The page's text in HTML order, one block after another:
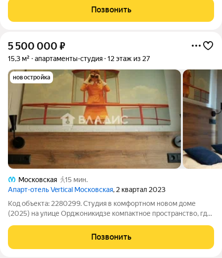
транспортная доступность - в пешей доступности остановки
общественного транспорта и метро. На
Позвонить
5 500 000 ₽
15,3 м² апартаменты-студия 12 этаж из 27
новостройка
Московская
15 мин.
Апарт-отель Vertical Московская, 2 квартал 2023
Код объекта: 2280299. Студия в комфортном новом доме
(2025) на улице Орджоникидзе компактное пространство, где
становится проще и удобнее. Простота и продуманность: 15,3
м общей площади, 12 м жилой,
Позвонить